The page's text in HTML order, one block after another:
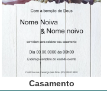
Casamento